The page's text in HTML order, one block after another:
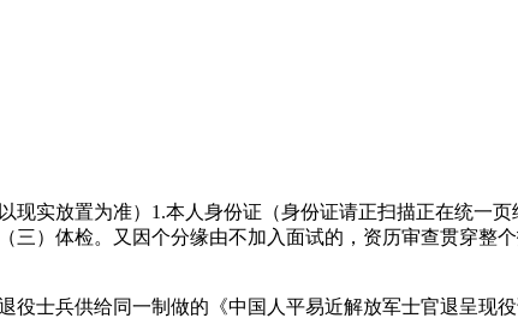
放置为准）1.本人身份证（身份证请正扫描正在统一页
三）体检。又因个分缘由不加入面试的，资历审查贯穿整
士兵供给同一制做的《中国人平易近解放军士官退呈现